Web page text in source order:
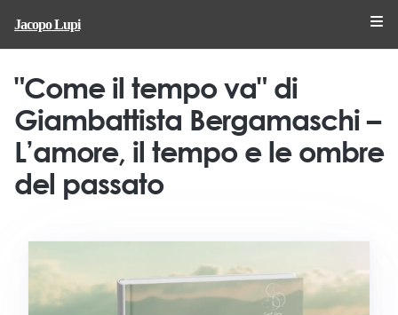
Jacopo Lupi
"Come il tempo va" di
Giambattista Bergamaschi –
L’amore, il tempo e le ombre
del passato